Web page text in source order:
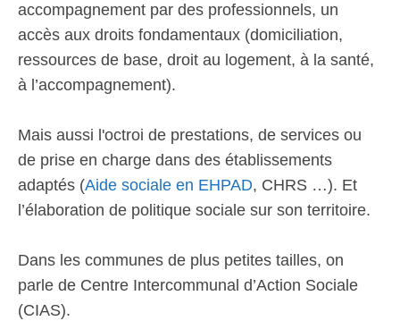
accompagnement par des professionnels, un
accès aux droits fondamentaux (domiciliation,
ressources de base, droit au logement, à la santé,
à l’accompagnement).
Mais aussi l'octroi de prestations, de services ou
de prise en charge dans des établissements
adaptés (Aide sociale en EHPAD, CHRS …). Et
l’élaboration de politique sociale sur son territoire.
Dans les communes de plus petites tailles, on
parle de Centre Intercommunal d’Action Sociale
(CIAS).